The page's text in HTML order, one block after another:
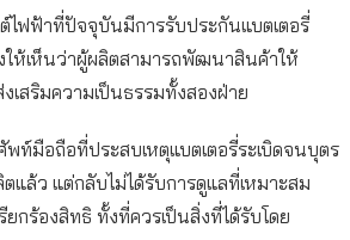
ฟฟ้าที่ปัจจุบันมีการรับประกันแบตเตอรี่
ให้เห็นว่าผู้ผลิตสามารถพัฒนาสินค้าให้
สริมความเป็นธรรมทั้งสองฝ่าย
ท์มือถือที่ประสบเหตุแบตเตอรี่ระเบิดจนบุตร
แล้ว แต่กลับไม่ได้รับการดูแลที่เหมาะสม
กร้องสิทธิ ทั้งที่ควรเป็นสิ่งที่ได้รับโดย